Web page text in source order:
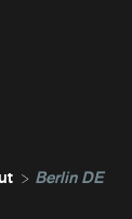
Berlin DE